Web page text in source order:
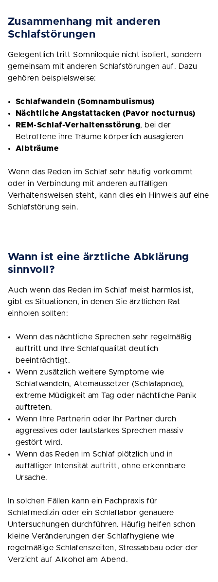
Zusammenhang mit anderen
Schlafstörungen
Gelegentlich tritt Somniloquie nicht isoliert, sondern
gemeinsam mit anderen Schlafstörungen auf. Dazu
gehören beispielsweise:
Schlafwandeln (Somnambulismus)
Nächtliche Angstattacken (Pavor nocturnus)
REM-Schlaf-Verhaltensstörung, bei der
Betroffene ihre Träume körperlich ausagieren
Albträume
Wenn das Reden im Schlaf sehr häufig vorkommt
oder in Verbindung mit anderen auffälligen
Verhaltensweisen steht, kann dies ein Hinweis auf eine
Schlafstörung sein.
Wann ist eine ärztliche Abklärung
sinnvoll?
Auch wenn das Reden im Schlaf meist harmlos ist,
gibt es Situationen, in denen Sie ärztlichen Rat
einholen sollten:
Wenn das nächtliche Sprechen sehr regelmäßig
auftritt und Ihre Schlafqualität deutlich
beeinträchtigt.
Wenn zusätzlich weitere Symptome wie
Schlafwandeln, Atemaussetzer (Schlafapnoe),
extreme Müdigkeit am Tag oder nächtliche Panik
auftreten.
Wenn Ihre Partnerin oder Ihr Partner durch
aggressives oder lautstarkes Sprechen massiv
gestört wird.
Wenn das Reden im Schlaf plötzlich und in
auffälliger Intensität auftritt, ohne erkennbare
Ursache.
In solchen Fällen kann ein Fachpraxis für
Schlafmedizin oder ein Schlaflabor genauere
Untersuchungen durchführen. Häufig helfen schon
kleine Veränderungen der Schlafhygiene wie
regelmäßige Schlafenszeiten, Stressabbau oder der
Verzicht auf Alkohol am Abend.